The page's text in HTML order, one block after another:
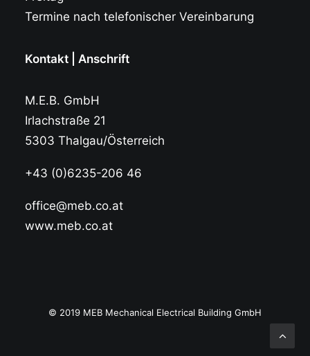
Termine nach telefonischer Vereinbarung
Kontakt | Anschrift
M.E.B. GmbH
Irlachstraße 21
5303 Thalgau/Österreich
+43 (0)6235-206 46
office@meb.co.at
www.meb.co.at
© 2019 MEB Mechanical Electrical Building GmbH